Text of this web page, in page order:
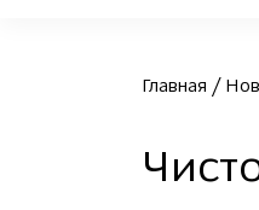
Главная /